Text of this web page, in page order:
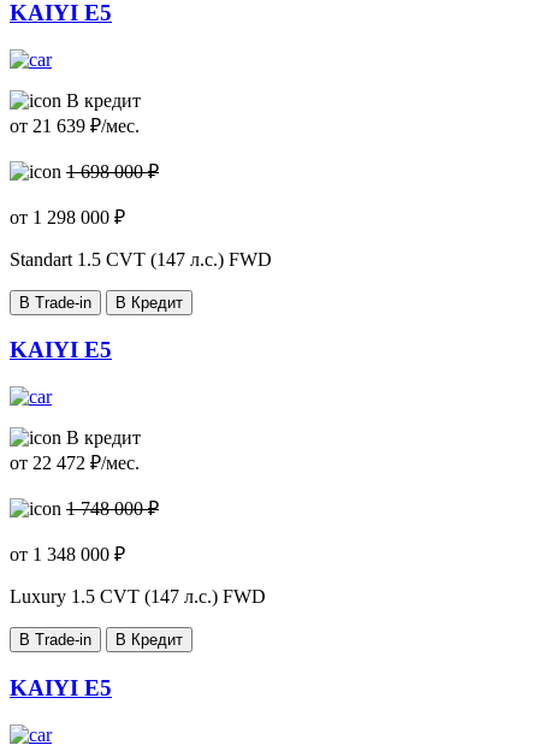
KAIYI E5
В кредит
от 21 639 ₽/мес.
1 698 000 ₽
от 1 298 000 ₽
Standart 1.5 CVT (147 л.с.) FWD
В Trade-in В Кредит
KAIYI E5
В кредит
от 22 472 ₽/мес.
1 748 000 ₽
от 1 348 000 ₽
Luxury 1.5 CVT (147 л.с.) FWD
В Trade-in В Кредит
KAIYI E5